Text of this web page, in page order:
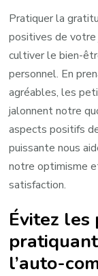
Pratiquer la
positives de
cultiver le bien-
personnel. En
agréables, les
jalonnent notre
aspects positifs
puissante nous
notre optimisme
satisfaction.
Évitez les
l’auto-